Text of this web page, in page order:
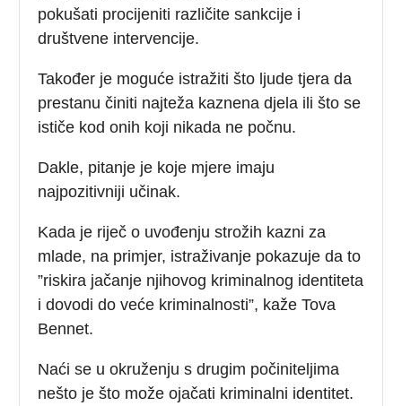
pokušati procijeniti različite sankcije i
društvene intervencije.
Također je moguće istražiti što ljude tjera da
prestanu činiti najteža kaznena djela ili što se
ističe kod onih koji nikada ne počnu.
Dakle, pitanje je koje mjere imaju
najpozitivniji učinak.
Kada je riječ o uvođenju strožih kazni za
mlade, na primjer, istraživanje pokazuje da to
”riskira jačanje njihovog kriminalnog identiteta
i dovodi do veće kriminalnosti”, kaže Tova
Bennet.
Naći se u okruženju s drugim počiniteljima
nešto je što može ojačati kriminalni identitet.